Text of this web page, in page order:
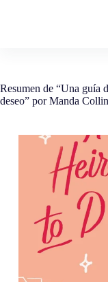
Resumen de “Una guía
deseo” por Manda